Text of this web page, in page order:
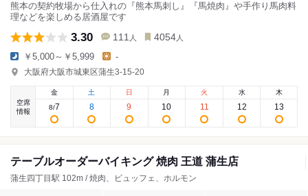
熊本の契約牧場から仕入れの『熊本馬刺し』『馬焼肉』や手作り馬肉料
理などを楽しめる居酒屋です
3.30 111 人 4054 人
￥5,000～￥5,999 -
大阪府大阪市城東区蒲生3-15-20
空席
情報
金
8/7
土
8
日
9
月
10
火
11
水
12
木
13
テーブルオーダーバイキング 焼肉 王道 蒲生店
蒲生四丁目駅 102m / 焼肉、ビュッフェ、ホルモン